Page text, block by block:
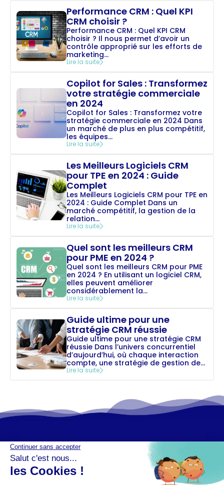
Performance CRM : Quel KPI
CRM choisir ?
Performance CRM : Quel KPI CRM
choisir ? Il nous permet d’avoir un
contrôle approprié sur les efforts de
marketing...
Lire la suite
Copilot for Sales : Transformez
votre stratégie commerciale
en 2024
Copilot for Sales : Transformez votre
stratégie commerciale en 2024 Dans
un marché de plus en plus compétitif,
les équipes...
Lire la suite
Les Meilleurs Logiciels CRM
pour TPE en 2024 : Guide
Complet
Les Meilleurs Logiciels CRM pour TPE en
2024 : Guide Complet Dans un
marché compétitif, la gestion de la
relation...
Lire la suite
Quel sont les meilleurs CRM
pour PME en 2024 ?
Quel sont les meilleurs CRM pour PME
en 2024 ? En utilisant un logiciel CRM,
elles peuvent améliorer
considérablement la...
Lire la suite
Guide ultime pour une
stratégie CRM réussie
Guide ultime pour une stratégie CRM
réussie Dans l’univers concurrentiel
d’aujourd’hui, où chaque interaction
compte, une stratégie de gestion de...
Lire la suite